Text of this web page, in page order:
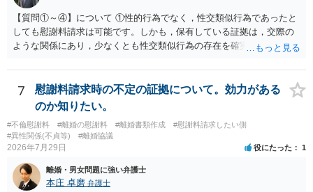
【質問①～④】について ①性的行為でなく，性交類似行為であったと
しても慰謝料請求は可能です。しかも，保有している証拠は，交際の
ような関係にあり，少なくとも性交類似行為の存在を確実に証明でき
ことを窺わせるものです。）。ですから，慰謝料請求を進めることで
よいと思います。 ただ．慰謝料額については，婚姻破綻に至っていな
いとして，この点を考慮されることになるかもしれません。 ②夫との
今後のことを考えて書いてもらうか否かを検討するのがよいと思いま
す。今ある証拠以上のことを証明（証明力を強めることも含む）でき
るのであれば，前向きに検討を進めるという考え方でもよいでしょ
値と夫との関係との均衡のように思います。 ③行政書士に委任をして
いるのであれば，どのような内容の委任なのか不明ですが，その行政
7
慰謝料請求時の不定の証拠について。効力がある
のか知りたい。
#不倫慰謝料 #離婚の慰謝料 #離婚書類作成
#慰謝料請求したい側
#異性関係(不貞等)
#離婚協議
2026年7月29日 役にたった 1
離婚・男女問題に強い弁護士
本庄 卓磨 弁護士